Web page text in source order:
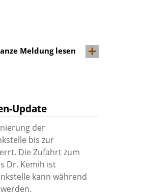
Meldung lesen
Update
der
bis zur
Die Zufahrt zum
Dr. Kemih ist
kann während